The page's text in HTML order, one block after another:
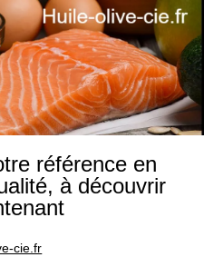
référence en
à découvrir
cie.fr